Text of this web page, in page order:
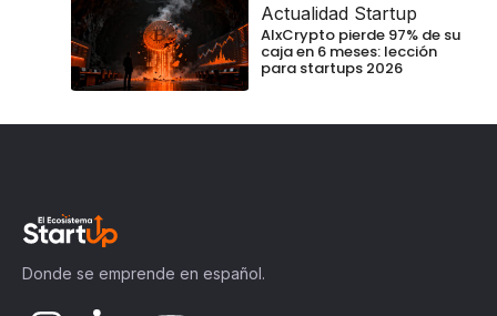
Actualidad Startup
AIxCrypto pierde 97% de su
caja en 6 meses: lección
para startups 2026
Donde se emprende en español.